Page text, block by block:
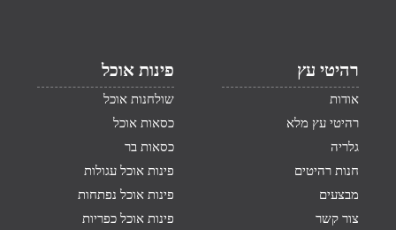
רהיטי עץ
אודות
רהיטי עץ מלא
גלריה
חנות רהיטים
מבצעים
צור קשר
פינות אוכל
שולחנות אוכל
כסאות אוכל
כסאות בר
פינות אוכל עגולות
פינות אוכל נפתחות
פינות אוכל כפריות